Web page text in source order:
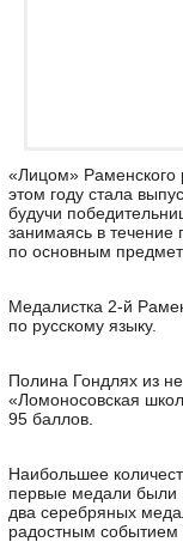
«Лицом» Раменского
этом году стала
будучи
занимаясь в течение
по основным
Медалистка 2-й
по русскому языку.
Полина Гондлях из
«Ломоносовская
95 баллов.
Наибольшее
первые медали были
два серебряных
радостным событием